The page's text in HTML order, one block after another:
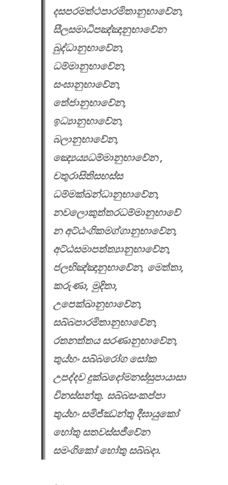
දසපරමත්ථපාරමිතානුභාවේන,
සීලසමාධිපඤ්ඤානුභාවේන
බුද්ධානුභාවේන,
ධම්මානුභාවේන,
සංඝානුභාවේන,
තේජානුභාවේන,
ඉධ්‍යානුභාවේන,
බලානුභාවේන,
ඤ්‍යෙය්‍යධම්මානුභාවේ​න ,
චතුරාසිතිසහස්ස
ධම්මක්ඛන්ධානුභාවේන,
නවලොකුත්තරධම්මානුභාවේ
න අට්ඨංගිකමග්ගානුභාවේන,
අට්ඨසමාපත්ත්‍යානුභාවේන,
ජලභිඤ්ඤානුභාවේන, මෙත්තා,
කරුණා, මුදිතා,
උපෙක්ඛානුභාවේන,
සබ්බපාරමිතානුභාවේන,
රතනත්තය සරණානුභාවේන,
තුය්හං සබ්බරෝග සෝක
උපද්දව දුක්ඛදෝමනස්සුපායාසා
විනස්සන්තු. සබ්බසංකප්පා
තුය්හං සමිජ්ඣන්තු දීඝායුකෝ
හෝතු සතවස්සජීවේන
සමංගිකෝ හෝතු සබ්බදා.